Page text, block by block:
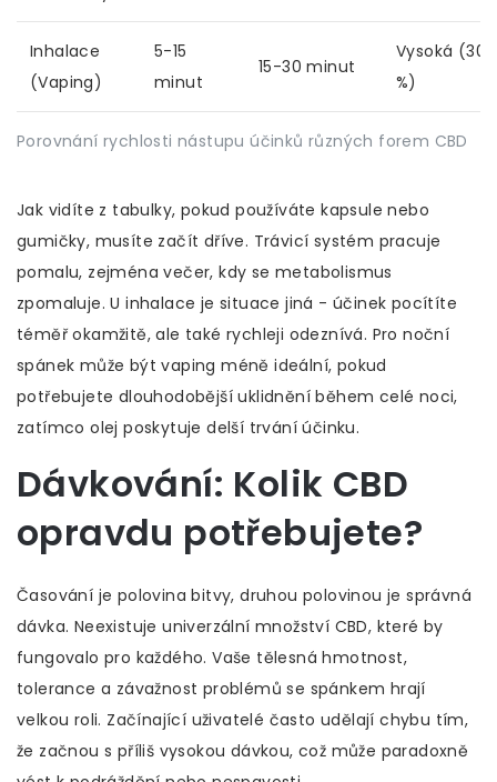
Porovnání rychlosti nástupu účinků různých forem CBD
Inhalace
(Vaping)
5-15
minut
15-30 minut
Vysoká
%)
Jak vidíte z tabulky, pokud používáte kapsule nebo
gumičky, musíte začít dříve. Trávicí systém pracuje
pomalu, zejména večer, kdy se metabolismus
zpomaluje. U inhalace je situace jiná - účinek pocítíte
téměř okamžitě, ale také rychleji odeznívá. Pro noční
spánek může být vaping méně ideální, pokud
potřebujete dlouhodobější uklidnění během celé noci,
zatímco olej poskytuje delší trvání účinku.
Dávkování: Kolik CBD
opravdu potřebujete?
Časování je polovina bitvy, druhou polovinou je správná
dávka. Neexistuje univerzální množství CBD, které by
fungovalo pro každého. Vaše tělesná hmotnost,
tolerance a závažnost problémů se spánkem hrají
velkou roli. Začínající uživatelé často udělají chybu tím,
že začnou s příliš vysokou dávkou, což může paradoxně